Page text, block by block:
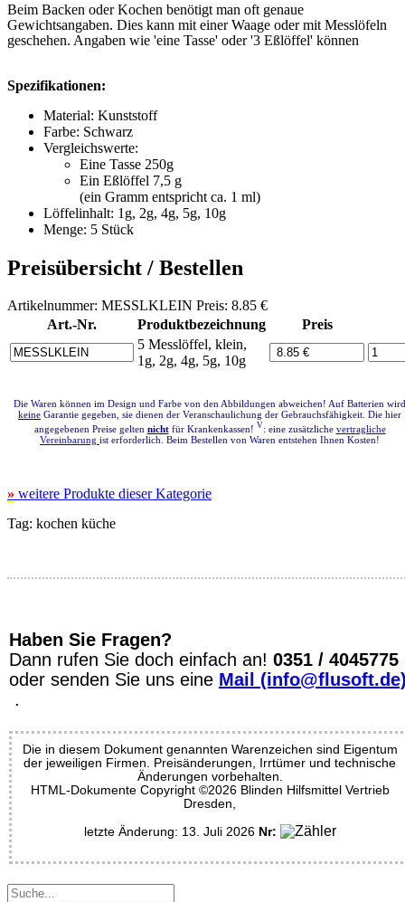
Beim Backen oder Kochen benötigt man oft genaue
Gewichtsangaben. Dies kann mit einer Waage oder mit Messlöfeln
geschehen. Angaben wie 'eine Tasse' oder '3 Eßlöffel' können
Spezifikationen:
Material: Kunststoff
Farbe: Schwarz
Vergleichswerte:
Eine Tasse 250g
Ein Eßlöffel 7,5 g
(ein Gramm entspricht ca. 1 ml)
Löffelinhalt: 1g, 2g, 4g, 5g, 10g
Menge: 5 Stück
Preisübersicht / Bestellen
Artikelnummer: MESSLKLEIN Preis: 8.85 €
Art.-Nr.
Produktbezeichnung
Preis
5 Messlöffel, klein,
1g, 2g, 4g, 5g, 10g
Die Waren können im Design und Farbe von den Abbildungen abweichen! Auf Batterien wird
keine Garantie gegeben, sie dienen der Veranschaulichung der Gebrauchsfähigkeit. Die hier
angegebenen Preise gelten nichtfür Krankenkassen! V: eine zusätzliche vertragliche
Vereinbarung ist erforderlich. Beim Bestellen von Waren entstehen Ihnen Kosten!
» weitere Produkte dieser Kategorie
Tag: kochen küche
Haben Sie Fragen?
Dann rufen Sie doch einfach an! 0351 / 4045775
oder senden Sie uns eine Mail
.
Die in diesem Dokument genannten Warenzeichen sind Eigentum
der jeweiligen Firmen. Preisänderungen, Irrtümer und technische
Änderungen vorbehalten.
HTML-Dokumente Copyright ©2026 Blinden Hilfsmittel Vertrieb
Dresden,
letzte Änderung: 13. Juli 2026 Nr: